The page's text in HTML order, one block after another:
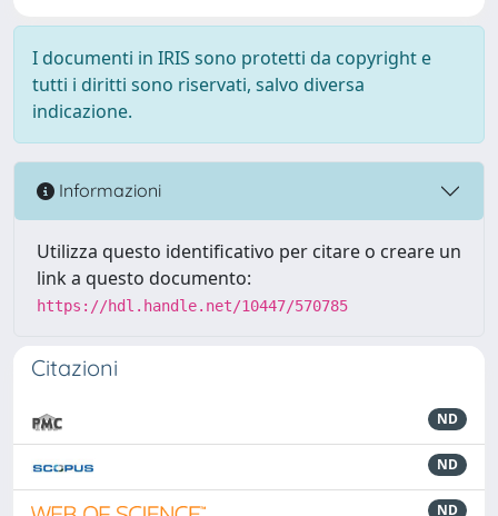
I documenti in IRIS sono protetti da copyright e
tutti i diritti sono riservati, salvo diversa
indicazione.
Informazioni
Utilizza questo identificativo per citare o creare un
link a questo documento:
https://hdl.handle.net/10447/570785
Citazioni
ND
ND
ND